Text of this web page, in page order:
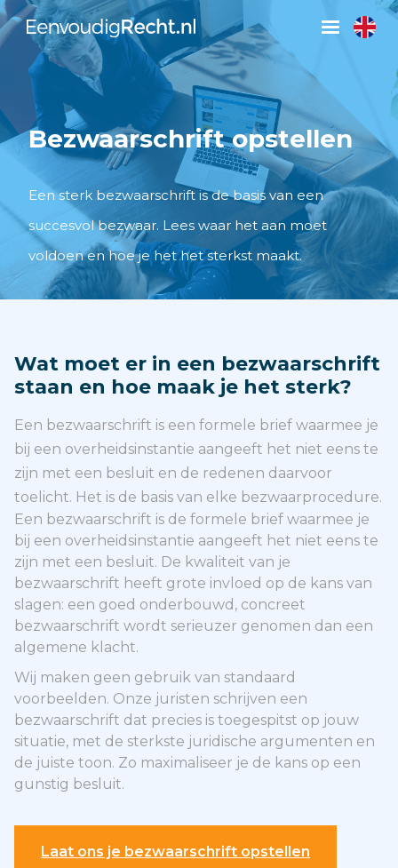
Bezwaarschrift opstellen
Een sterk bezwaarschrift is de basis van een
succesvol bezwaar. Lees waar het aan moet
voldoen en hoe je het het sterkst maakt.
Wat moet er in een bezwaarschrift
staan en hoe maak je het sterk?
Een bezwaarschrift is een formele brief waarmee je
bij een overheidsinstantie aangeeft het niet eens te
zijn met een besluit en de redenen daarvoor
toelicht. Het is de basis van elke bezwaarprocedure.
Een bezwaarschrift is de formele brief waarmee je
bij een overheidsinstantie aangeeft het niet eens te
zijn met een besluit. De kwaliteit van je
bezwaarschrift heeft grote invloed op de kans van
slagen: een goed onderbouwd, concreet
bezwaarschrift wordt serieuzer genomen dan een
algemene klacht.
Wij maken geen gebruik van standaard
voorbeelden. Onze juristen schrijven een
bezwaarschrift dat precies is toegespitst op jouw
situatie, met de sterkste juridische argumenten en
de juiste toon. Zo maximaliseer je de kans op een
gunstig besluit.
Laat ons je bezwaarschrift opstellen